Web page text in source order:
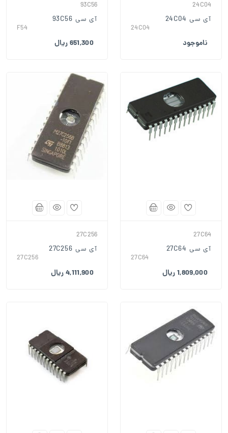
24C04
آی سی 24C04
24C04
ناموجود
93C56
آی سی 93C56
F54
651,300 ریال
27C64
آی سی 27C64
27C64
1,809,000 ریال
27C256
آی سی 27C256
27C256
4,111,900 ریال